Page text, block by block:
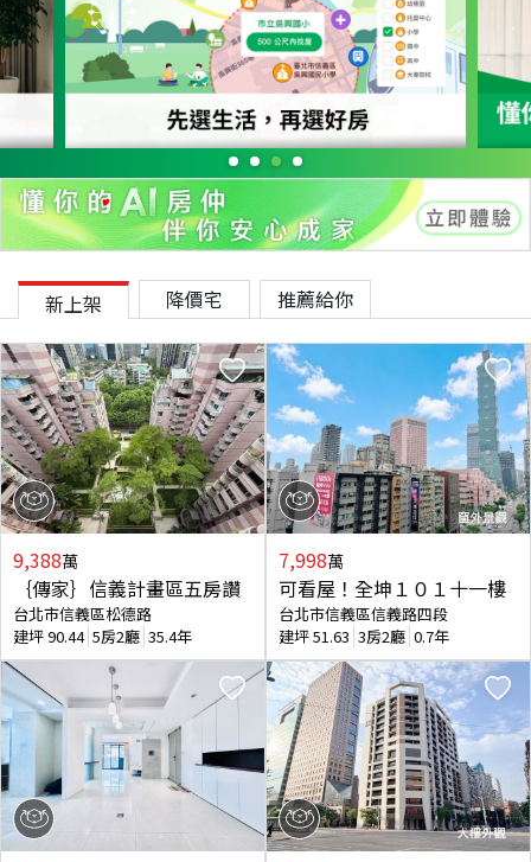
新上架 降價宅 推薦給你
9,388萬
｛傳家｝信義計畫區五房讚
台北市信義區松德路
建坪90.44 5房2廳 35.4年
7,998萬
可看屋！全坤１０１十一樓
台北市信義區信義路四段
建坪51.63 3房2廳 0.7年